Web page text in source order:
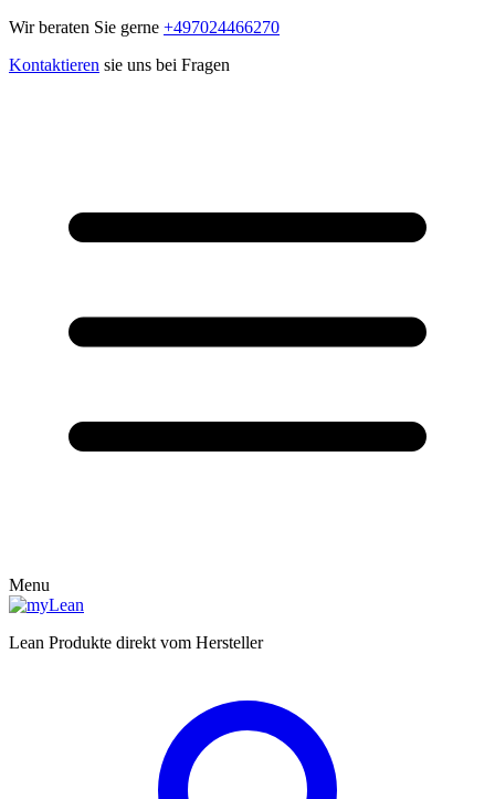
Wir beraten Sie gerne +497024466270
Kontaktieren sie uns bei Fragen
Menu
Lean Produkte direkt vom Hersteller